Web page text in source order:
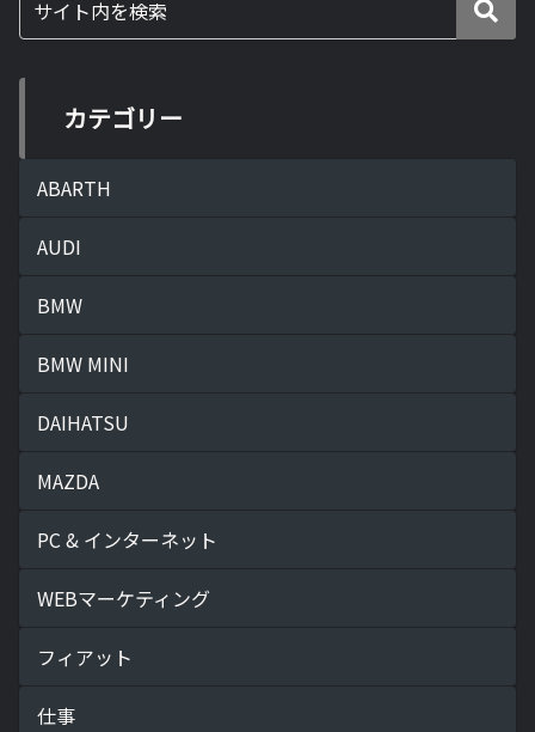
カテゴリー
ABARTH
AUDI
BMW
BMW MINI
DAIHATSU
MAZDA
PC & インターネット
WEBマーケティング
フィアット
仕事